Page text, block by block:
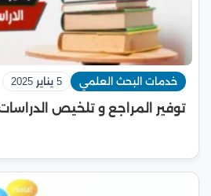
خدمات البحث العلمي 5 يناير 2025
توفير المراجع و تلخيص